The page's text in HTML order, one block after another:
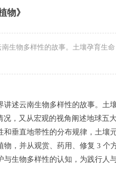
物》
生物多样性的故事。土壤孕育生
述云南生物多样性的故事。土
，又从宏观的视角阐述地球五
垂直地带性的分布规律，土壤
，并从观赏、药用、修复 3 个
生物多样性的认知，为践行人